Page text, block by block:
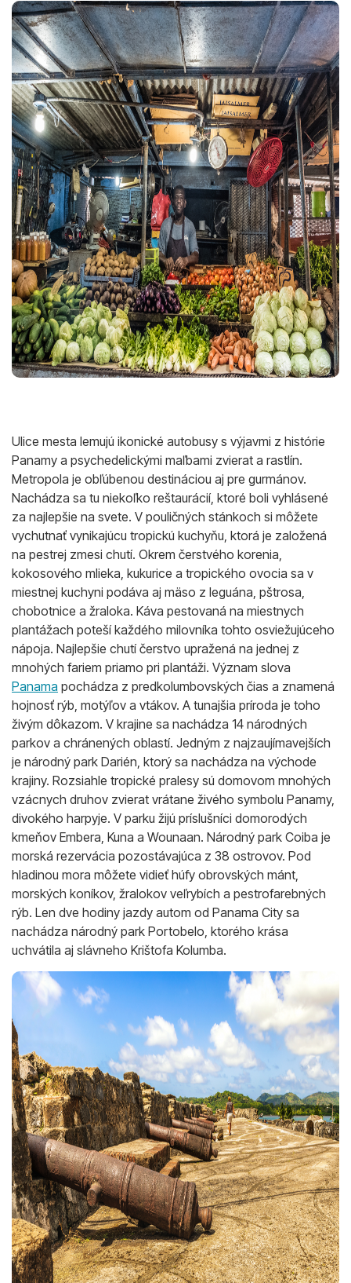
Ulice mesta lemujú ikonické autobusy s výjavmi z histórie
Panamy a psychedelickými maľbami zvierat a rastlín.
Metropola je obľúbenou destináciou aj pre gurmánov.
Nachádza sa tu niekoľko reštaurácií, ktoré boli vyhlásené
za najlepšie na svete. V pouličných stánkoch si môžete
vychutnať vynikajúcu tropickú kuchyňu, ktorá je založená
na pestrej zmesi chutí. Okrem čerstvého korenia,
kokosového mlieka, kukurice a tropického ovocia sa v
miestnej kuchyni podáva aj mäso z leguána, pštrosa,
chobotnice a žraloka. Káva pestovaná na miestnych
plantážach poteší každého milovníka tohto osviežujúceho
nápoja. Najlepšie chutí čerstvo upražená na jednej z
mnohých fariem priamo pri plantáži. Význam slova
Panama pochádza z predkolumbovských čias a znamená
hojnosť rýb, motýľov a vtákov. A tunajšia príroda je toho
živým dôkazom. V krajine sa nachádza 14 národných
parkov a chránených oblastí. Jedným z najzaujímavejších
je národný park Darién, ktorý sa nachádza na východe
krajiny. Rozsiahle tropické pralesy sú domovom mnohých
vzácnych druhov zvierat vrátane živého symbolu Panamy,
divokého harpyje. V parku žijú príslušníci domorodých
kmeňov Embera, Kuna a Wounaan. Národný park Coiba je
morská rezervácia pozostávajúca z 38 ostrovov. Pod
hladinou mora môžete vidieť húfy obrovských mánt,
morských koníkov, žralokov veľrybích a pestrofarebných
rýb. Len dve hodiny jazdy autom od Panama City sa
nachádza národný park Portobelo, ktorého krása
uchvátila aj slávneho Krištofa Kolumba.